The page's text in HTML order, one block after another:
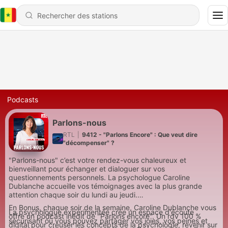
Podcasts
Parlons-nous
RTL
9412 - "Parlons Encore" : Que veut dire
"décompenser" ?
"Parlons-nous" c’est votre rendez-vous chaleureux et
bienveillant pour échanger et dialoguer sur vos
questionnements personnels. La psychologue Caroline
Dublanche accueille vos témoignages avec la plus grande
attention chaque soir du lundi au jeudi.
La psychologue expérimentée crée un espace d'écoute
sécurisant où vous pouvez partager vos joies, vos peines et
En Bonus, chaque soir de la semaine, Caroline Dublanche vous
offre un podcast inédit de "Parlons encore". Un rdv 100 %
digital pour creuser les concepts de la psychologie, revenir sur